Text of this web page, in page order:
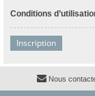
Conditions
Inscription
Nous